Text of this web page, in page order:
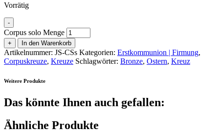
Vorrätig
-
Corpus solo Menge
+ In den Warenkorb
Artikelnummer: JS-CSs Kategorien: Erstkommunion | Firmung,
Corpuskreuze, Kreuze Schlagwörter: Bronze, Ostern, Kreuz
Weitere Produkte
Das könnte Ihnen auch gefallen:
Ähnliche Produkte